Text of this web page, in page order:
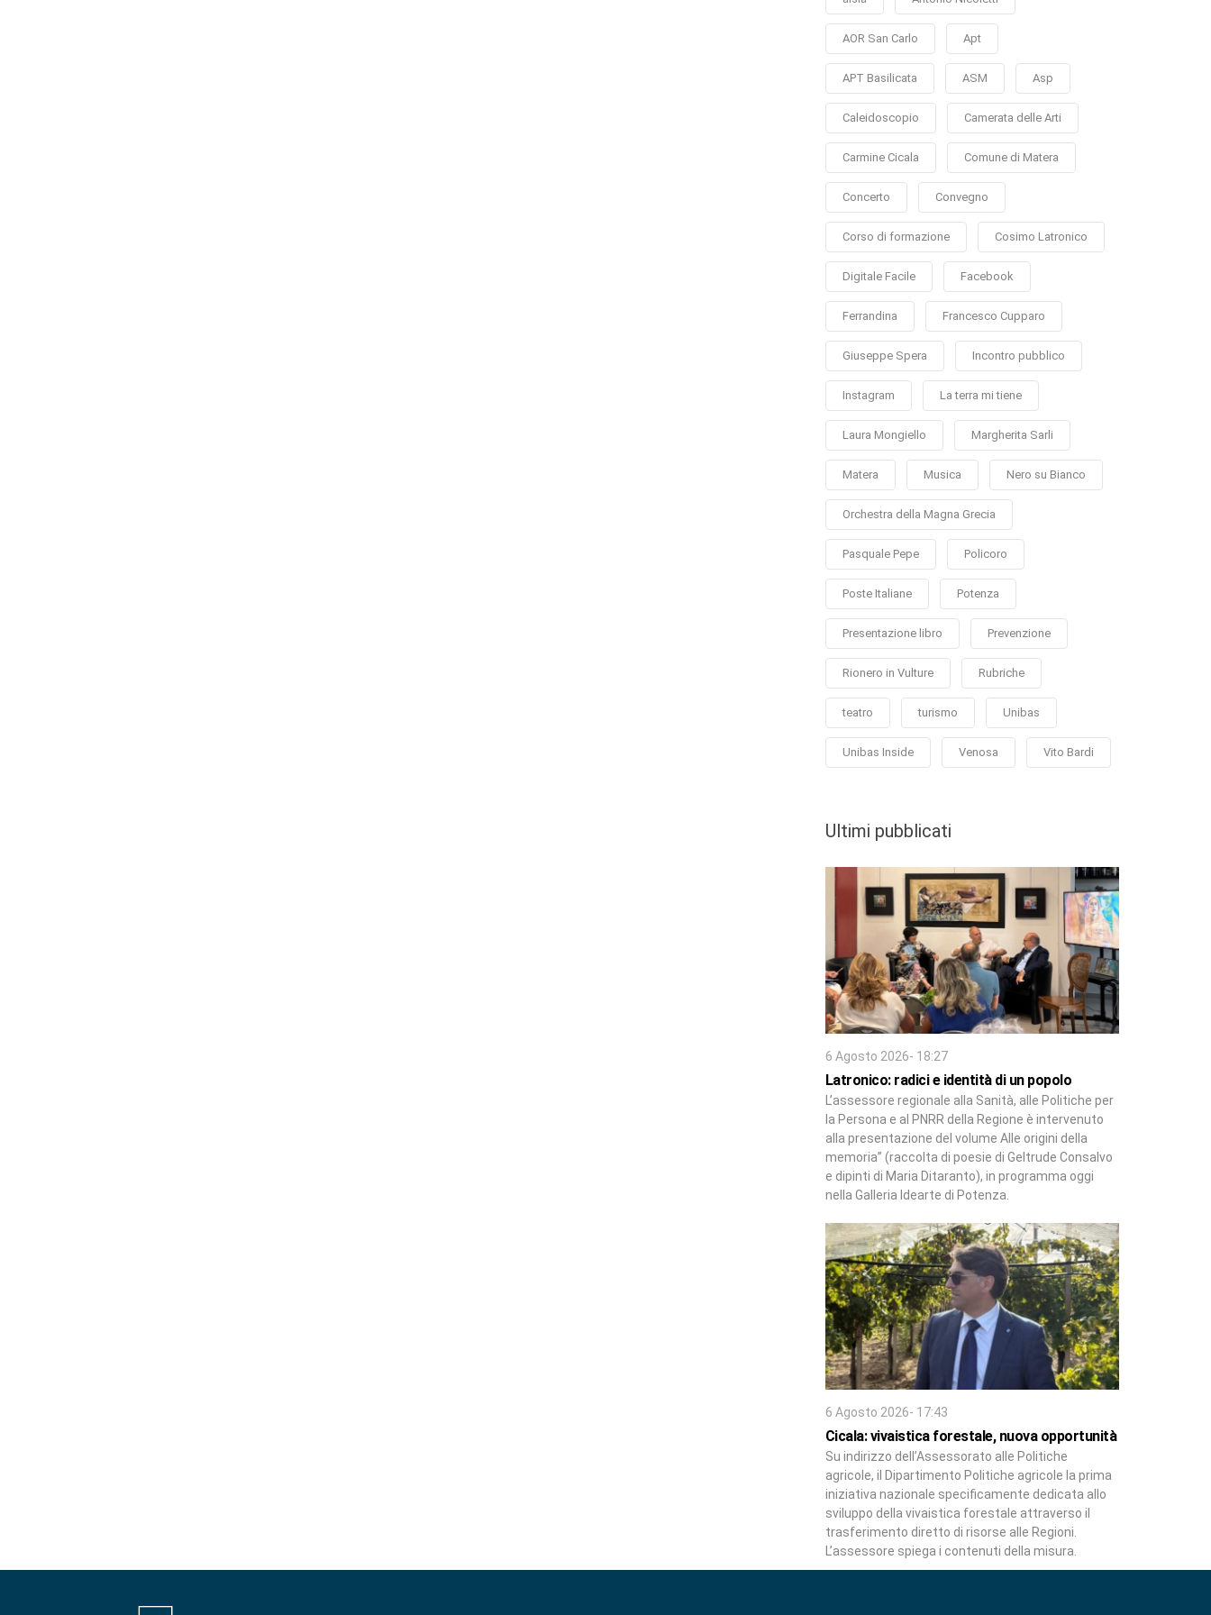
AOR San Carlo Apt
APT Basilicata ASM Asp
Caleidoscopio Camerata delle Arti
Carmine Cicala Comune di Matera
Concerto Convegno
Corso di formazione Cosimo Latronico
Digitale Facile Facebook
Ferrandina Francesco Cupparo
Giuseppe Spera Incontro pubblico
Instagram La terra mi tiene
Laura Mongiello Margherita Sarli
Matera Musica Nero su Bianco
Orchestra della Magna Grecia
Pasquale Pepe Policoro
Poste Italiane Potenza
Presentazione libro Prevenzione
Rionero in Vulture Rubriche
teatro turismo Unibas
Unibas Inside Venosa Vito Bardi
Ultimi pubblicati
6 Agosto 2026- 18:27
Latronico: radici e identità di un popolo
L’assessore regionale alla Sanità, alle Politiche per
la Persona e al PNRR della Regione è intervenuto
alla presentazione del volume Alle origini della
memoria” (raccolta di poesie di Geltrude Consalvo
e dipinti di Maria Ditaranto), in programma oggi
nella Galleria Idearte di Potenza.
6 Agosto 2026- 17:43
Cicala: vivaistica forestale, nuova opportunità
Su indirizzo dell’Assessorato alle Politiche
agricole, il Dipartimento Politiche agricole la prima
iniziativa nazionale specificamente dedicata allo
sviluppo della vivaistica forestale attraverso il
trasferimento diretto di risorse alle Regioni.
L’assessore spiega i contenuti della misura.